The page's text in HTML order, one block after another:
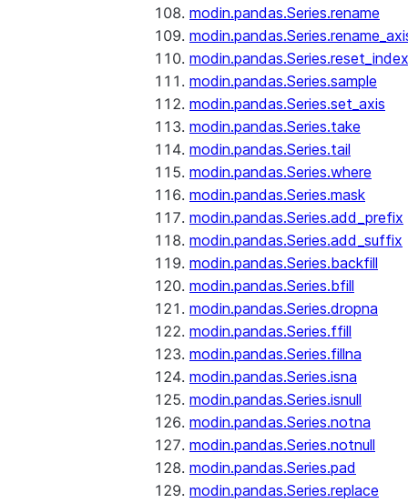
modin.pandas.Series.rename
modin.pandas.Series.reset_index
modin.pandas.Series.sample
modin.pandas.Series.set_axis
modin.pandas.Series.take
modin.pandas.Series.tail
modin.pandas.Series.where
modin.pandas.Series.mask
modin.pandas.Series.add_prefix
modin.pandas.Series.add_suffix
modin.pandas.Series.backfill
modin.pandas.Series.bfill
modin.pandas.Series.dropna
modin.pandas.Series.ffill
modin.pandas.Series.fillna
modin.pandas.Series.isna
modin.pandas.Series.isnull
modin.pandas.Series.notna
modin.pandas.Series.notnull
modin.pandas.Series.pad
modin.pandas.Series.replace